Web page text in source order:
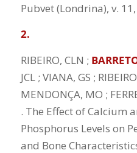
Pubvet (Londrina), v.
2.
RIBEIRO, CLN ;
JCL ; VIANA, GS ;
MENDONÇA, MO ;
. The Effect of Calcium
Phosphorus Levels on
and Bone